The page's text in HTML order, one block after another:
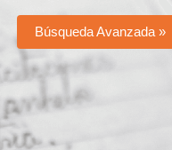
Búsqueda Avanzada »